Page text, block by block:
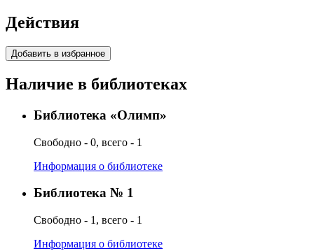
Действия
Добавить в избранное
Наличие в библиотеках
Библиотека «Олимп»
Свободно - 0, всего - 1
Информация о библиотеке
Библиотека № 1
Свободно - 1, всего - 1
Информация о библиотеке